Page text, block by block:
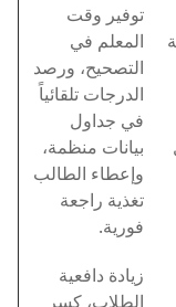
توفير وقت
المعلم في
التصحيح، ورصد
الدرجات تلقائياً
في جداول
بيانات منظمة،
وإعطاء الطالب
تغذية راجعة
فورية.
زيادة دافعية
الطلاب، كسر